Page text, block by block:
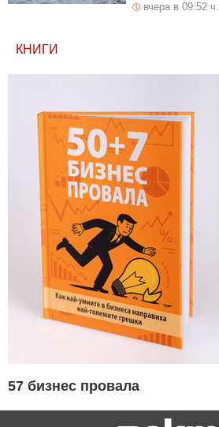
вчера в 09:52 ч.
КНИГИ
57 бизнес провала